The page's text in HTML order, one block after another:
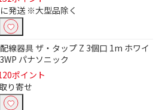
発送 ※大型品除く
線器具 ザ・タップ Z 3個口 1m ホワイ
パナソニック
ポイント
り寄せ
20m
絞り込む
）
り込む